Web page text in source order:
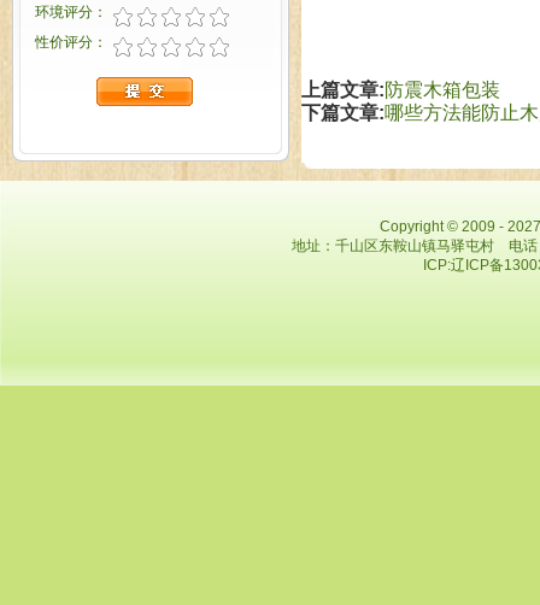
环境评分：
性价评分：
上篇文章:防震木箱包装
下篇文章:哪些方法能防止
Copyright © 2009 -
地址：千山区东鞍山镇马驿屯村
ICP:辽ICP备